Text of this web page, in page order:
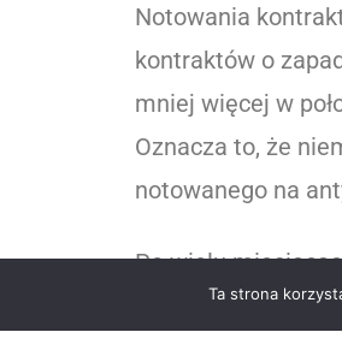
Notowania
kontraktów o
mniej więcej w
Oznacza to, że
notowanego na
Po wielu
wartościowe
Ta strona